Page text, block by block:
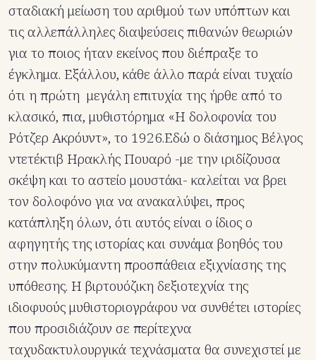
σταδιακή μείωση του αριθμού των υπόπτων και
τις αλλεπάλληλες διαψεύσεις πιθανών θεωριών
για το ποιος ήταν εκείνος που διέπραξε το
έγκλημα. Εξάλλου, κάθε άλλο παρά είναι τυχαίο
ότι η πρώτη μεγάλη επιτυχία της ήρθε από το
κλασικό, πια, μυθιστόρημα «Η δολοφονία του
Ρότζερ Ακρόυντ», το 1926.Εδώ ο διάσημος Βέλγος
ντετέκτιβ Ηρακλής Πουαρό -με την ιριδίζουσα
σκέψη και το αστείο μουστάκι- καλείται να βρει
τον δολοφόνο για να ανακαλύψει, προς
κατάπληξη όλων, ότι αυτός είναι ο ίδιος ο
αφηγητής της ιστορίας και συνάμα βοηθός του
στην πολυκύμαντη προσπάθεια εξιχνίασης της
υπόθεσης. Η βιρτουόζικη δεξιοτεχνία της
ιδιοφυούς μυθιστοριογράφου να συνθέτει ιστορίες
που προσιδιάζουν σε περίτεχνα
ταχυδακτυλουργικά τεχνάσματα θα συνεχιστεί με